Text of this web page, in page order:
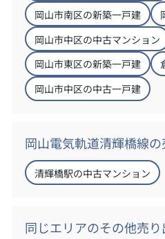
岡山市南区の新築一戸建
岡山市中区の中古マンション
岡山市東区の新築一戸建
岡山市中区の中古一戸建
岡山電気軌道清輝橋線
清輝橋駅の中古マンション
同じエリアのその他売